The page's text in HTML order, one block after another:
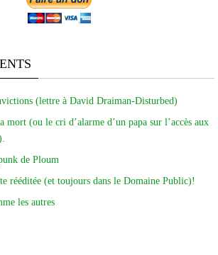
(lettre à David Draiman-Disturbed)
mort (ou le cri d’alarme d’un papa sur l’accès aux
de Ploum
rééditée (et toujours dans le Domaine Public)!
les autres